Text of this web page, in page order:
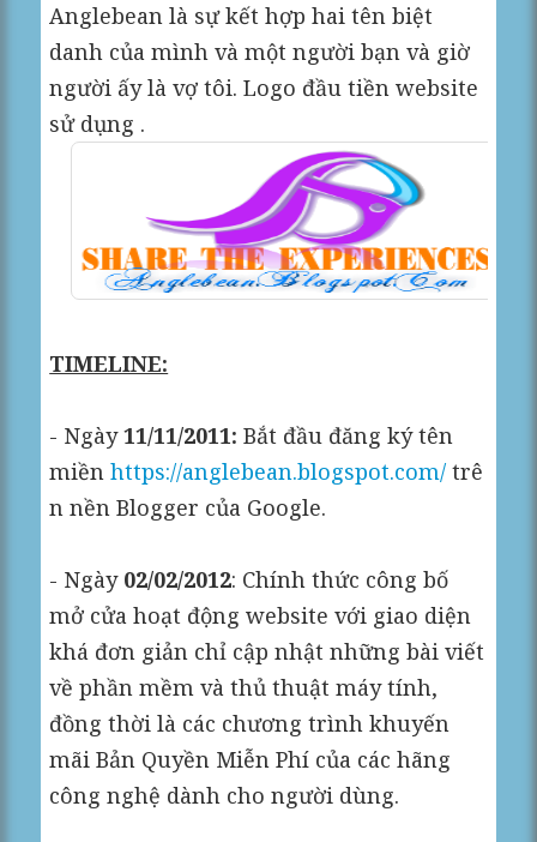
Anglebean là sự kết hợp hai tên biệt
danh của mình và một người bạn và giờ
người ấy là vợ tôi. Logo đầu tiền website
sử dụng .
TIMELINE:
- Ngày11/11/2011: Bắt đầu đăng ký tên
miềnhttps://anglebean.blogspot.com/ trê
n nền Blogger của Google.
- Ngày02/02/2012: Chính thức công bố
mở cửa hoạt động website với giao diện
khá đơn giản chỉ cập nhật những bài viết
về phần mềm và thủ thuật máy tính,
đồng thời là các chương trình khuyến
mãi Bản Quyền Miễn Phí của các hãng
công nghệ dành cho người dùng.